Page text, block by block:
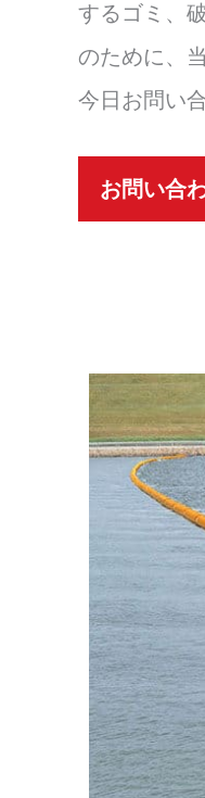
するゴミ、
のために、
今日お問い
お問い合